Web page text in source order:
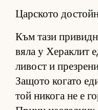
Царското
Към тази
вяла у Хе­рак­лит
ли­вост и
За­щото ко­гато
той ни­кога не е